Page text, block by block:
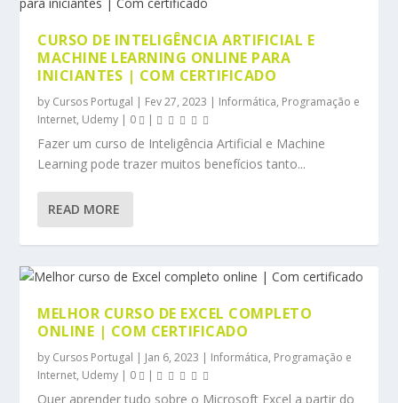
CURSO DE INTELIGÊNCIA ARTIFICIAL E
MACHINE LEARNING ONLINE PARA
INICIANTES | COM CERTIFICADO
by Cursos Portugal | Fev 27, 2023 | Informática, Programação e
Internet, Udemy | 0 |
Fazer um curso de Inteligência Artificial e Machine
Learning pode trazer muitos benefícios tanto...
READ MORE
MELHOR CURSO DE EXCEL COMPLETO
ONLINE | COM CERTIFICADO
by Cursos Portugal | Jan 6, 2023 | Informática, Programação e
Internet, Udemy | 0 |
Quer aprender tudo sobre o Microsoft Excel a partir do